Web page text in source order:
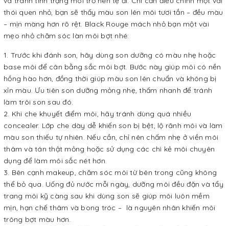
thói quen nhỏ, bạn sẽ thấy màu son lên môi tươi tắn – đều màu
– mịn màng hơn rõ rệt. Black Rouge mách nhỏ bạn một vài
mẹo nhỏ chăm sóc làn môi bợt nhé:
Trước khi đánh son, hãy dùng son dưỡng có màu nhẹ hoặc
base môi để cân bằng sắc môi bợt. Bước này giúp môi có nền
hồng hào hơn, đồng thời giúp màu son lên chuẩn và không bị
xỉn màu. Ưu tiên son dưỡng mỏng nhẹ, thấm nhanh để tránh
làm trôi son sau đó.
Khi che khuyết điểm môi, hãy tránh dùng quá nhiều
concealer. Lớp che dày dễ khiến son bị bệt, lộ rãnh môi và làm
màu son thiếu tự nhiên. Nếu cần, chỉ nên chấm nhẹ ở viền môi
thâm và tán thật mỏng hoặc sử dụng các chì kẻ môi chuyên
dụng để làm môi sắc nét hơn.
Bên cạnh makeup, chăm sóc môi từ bên trong cũng không
thể bỏ qua. Uống đủ nước mỗi ngày, dưỡng môi đều đặn và tẩy
trang môi kỹ càng sau khi dùng son sẽ giúp môi luôn mềm
mịn, hạn chế thâm và bong tróc – là nguyên nhân khiến môi
trông bợt màu hơn.